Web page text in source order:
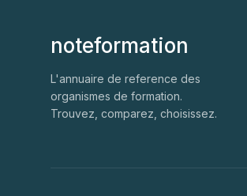
noteformation
L'annuaire de reference des
organismes de formation.
Trouvez, comparez, choisissez.